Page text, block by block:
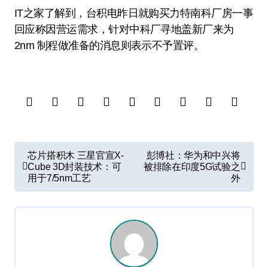
IT之家了解到，台积电昨日就购买力特南科厂房一事
回应称因营运需求，针对中科厂寻地盖新厂来为
2nm 制程做准备的消息则表示不予置评。
文
章
导
航
芯片搭积木 三星官宣X-
Cube 3D封装技术：可
用于7/5nm工艺
彭博社：华为和中兴将
被排除在印度5G试验之
外